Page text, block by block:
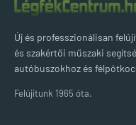
Új és professzionálisan
és szakértői műszaki
autóbuszokhoz és
Felújítunk 1965 óta.